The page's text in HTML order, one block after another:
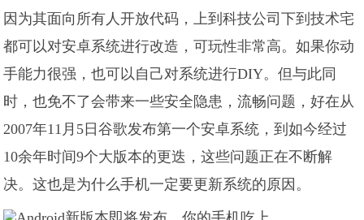
因为其面向所有人开放代码，上到科技公司下到技术宅
都可以对安卓系统进行改造，可玩性非常高。如果你动
手能力很强，也可以自己对系统进行DIY。但与此同
时，也免不了会带来一些安全隐患，流畅问题，好在从
2007年11月5日谷歌发布第一个安卓系统，到如今经过
10余年时间9个大版本的更迭，这些问题正在不断解
决。这也是为什么手机一定要更新系统的原因。